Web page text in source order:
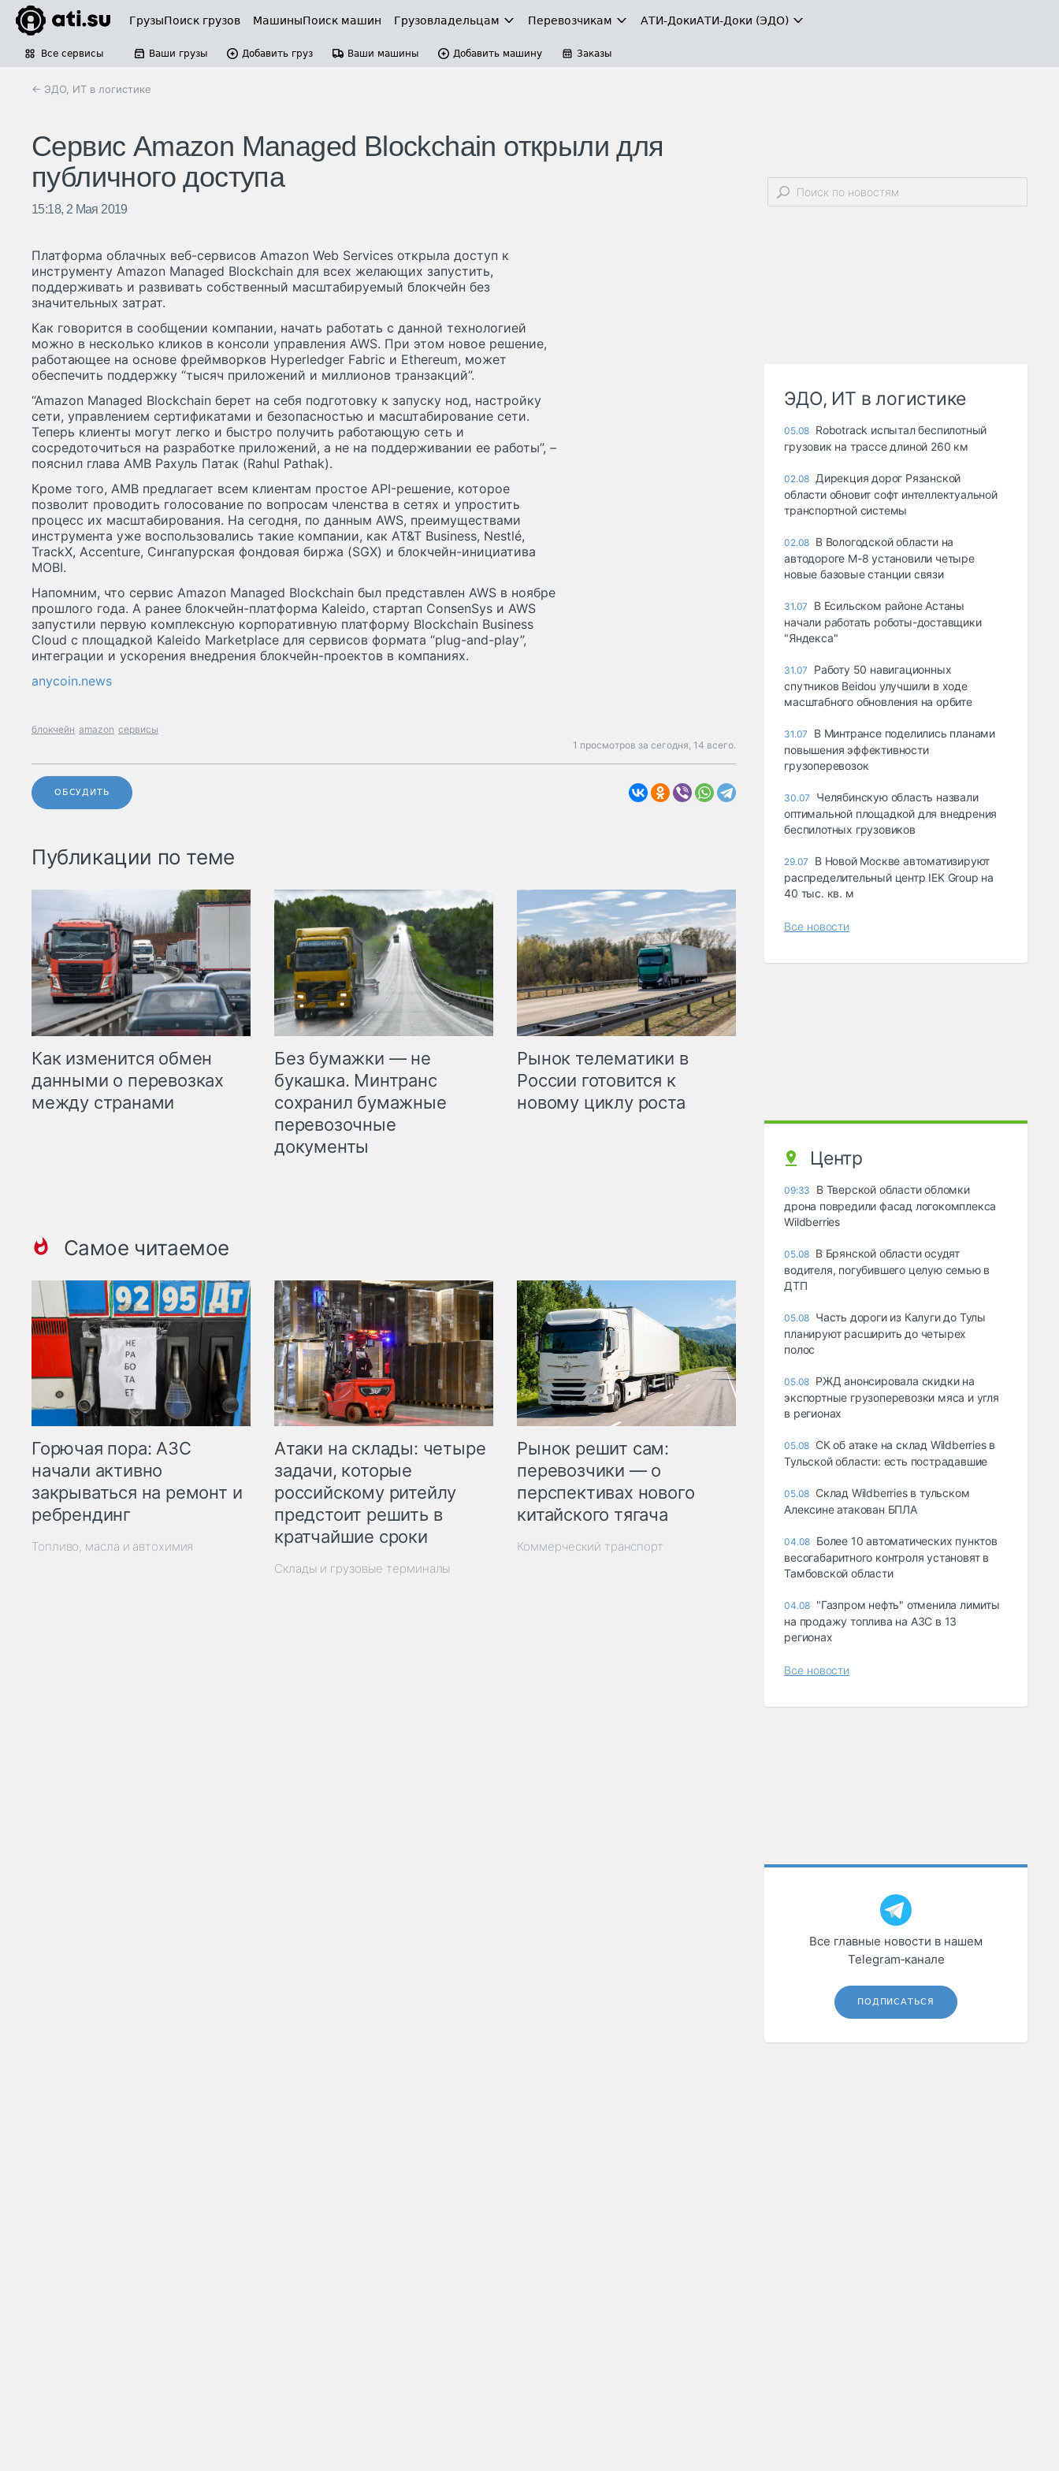
ГрузыПоиск грузов МашиныПоиск машин Грузовладельцам Перевозчикам АТИ-ДокиАТИ-Доки (ЭДО)
Все сервисы Ваши грузы Добавить груз Ваши машины Добавить машину Заказы
← ЭДО, ИТ в логистике
Сервис Amazon Managed Blockchain открыли для
публичного доступа
15:18, 2 Мая 2019
Платформа облачных веб-сервисов Amazon Web Services открыла доступ к
инструменту Amazon Managed Blockchain для всех желающих запустить,
поддерживать и развивать собственный масштабируемый блокчейн без
значительных затрат.
Как говорится в сообщении компании, начать работать с данной технологией
можно в несколько кликов в консоли управления AWS. При этом новое решение,
работающее на основе фреймворков Hyperledger Fabric и Ethereum, может
обеспечить поддержку “тысяч приложений и миллионов транзакций”.
“Amazon Managed Blockchain берет на себя подготовку к запуску нод, настройку
сети, управлением сертификатами и безопасностью и масштабирование сети.
Теперь клиенты могут легко и быстро получить работающую сеть и
сосредоточиться на разработке приложений, а не на поддерживании ее работы”, –
пояснил глава AMB Рахуль Патак (Rahul Pathak).
Кроме того, AMB предлагает всем клиентам простое API-решение, которое
позволит проводить голосование по вопросам членства в сетях и упростить
процесс их масштабирования. На сегодня, по данным AWS, преимуществами
инструмента уже воспользовались такие компании, как AT&T Business, Nestlé,
TrackX, Accenture, Сингапурская фондовая биржа (SGX) и блокчейн-инициатива
MOBI.
Напомним, что сервис Amazon Managed Blockchain был представлен AWS в ноябре
прошлого года. А ранее блокчейн-платформа Kaleido, стартап ConsenSys и AWS
запустили первую комплексную корпоративную платформу Blockchain Business
Cloud с площадкой Kaleido Marketplace для сервисов формата “plug-and-play”,
интеграции и ускорения внедрения блокчейн-проектов в компаниях.
anycoin.news
блокчейн amazon сервисы
1 просмотров за сегодня, 14 всего.
ОБСУДИТЬ
Публикации по теме
Как изменится обмен
данными о перевозках
между странами
Без бумажки — не
букашка. Минтранс
сохранил бумажные
перевозочные
документы
Рынок телематики в
России готовится к
новому циклу роста
Самое читаемое
Горючая пора: АЗС
начали активно
закрываться на ремонт и
ребрендинг
Топливо, масла и автохимия
Атаки на склады: четыре
задачи, которые
российскому ритейлу
предстоит решить в
кратчайшие сроки
Склады и грузовые терминалы
Рынок решит сам:
перевозчики — о
перспективах нового
китайского тягача
Коммерческий транспорт
ЭДО, ИТ в логистике
05.08 Robotrack испытал беспилотный
грузовик на трассе длиной 260 км
02.08 Дирекция дорог Рязанской
области обновит софт интеллектуальной
транспортной системы
02.08 В Вологодской области на
автодороге М-8 установили четыре
новые базовые станции связи
31.07
В Есильском районе Астаны
начали работать роботы-доставщики
"Яндекса"
31.07
Работу 50 навигационных
спутников Beidou улучшили в ходе
масштабного обновления на орбите
31.07
В Минтрансе поделились планами
повышения эффективности
грузоперевозок
30.07
Челябинскую область назвали
оптимальной площадкой для внедрения
беспилотных грузовиков
29.07
В Новой Москве автоматизируют
распределительный центр IEK Group на
40 тыс. кв. м
Все новости
Центр
09:33
В Тверской области обломки
дрона повредили фасад логокомплекса
Wildberries
05.08 В Брянской области осудят
водителя, погубившего целую семью в
ДТП
05.08 Часть дороги из Калуги до Тулы
планируют расширить до четырех
полос
05.08 РЖД анонсировала скидки на
экспортные грузоперевозки мяса и угля
в регионах
05.08 СК об атаке на склад Wildberries в
Тульской области: есть пострадавшие
05.08 Склад Wildberries в тульском
Алексине атакован БПЛА
04.08 Более 10 автоматических пунктов
весогабаритного контроля установят в
Тамбовской области
04.08 "Газпром нефть" отменила лимиты
на продажу топлива на АЗС в 13
регионах
Все новости
Все главные новости в нашем
Telegram‑канале
ПОДПИСАТЬСЯ